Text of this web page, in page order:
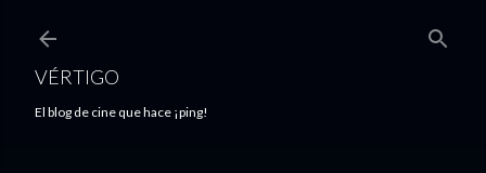
VÉRTIGO
El blog de cine que hace ¡ping!